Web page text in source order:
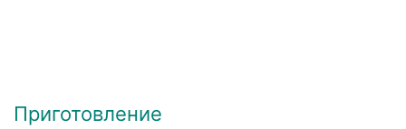
Приготовление